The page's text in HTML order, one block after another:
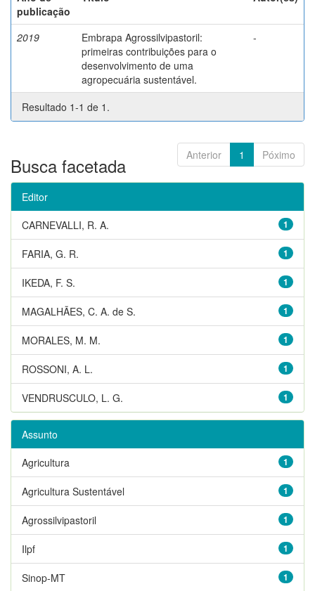
publicação
2019
Embrapa Agrossilvipastoril:
primeiras contribuições para o
desenvolvimento de uma
agropecuária sustentável.
-
Resultado 1-1 de 1.
Anterior 1 Póximo
Busca facetada
Editor
1
CARNEVALLI, R. A.
1
FARIA, G. R.
1
IKEDA, F. S.
1
MAGALHÃES, C. A. de S.
1
MORALES, M. M.
1
ROSSONI, A. L.
1
VENDRUSCULO, L. G.
Assunto
1
Agricultura
1
Agricultura Sustentável
1
Agrossilvipastoril
1
Ilpf
1
Sinop-MT